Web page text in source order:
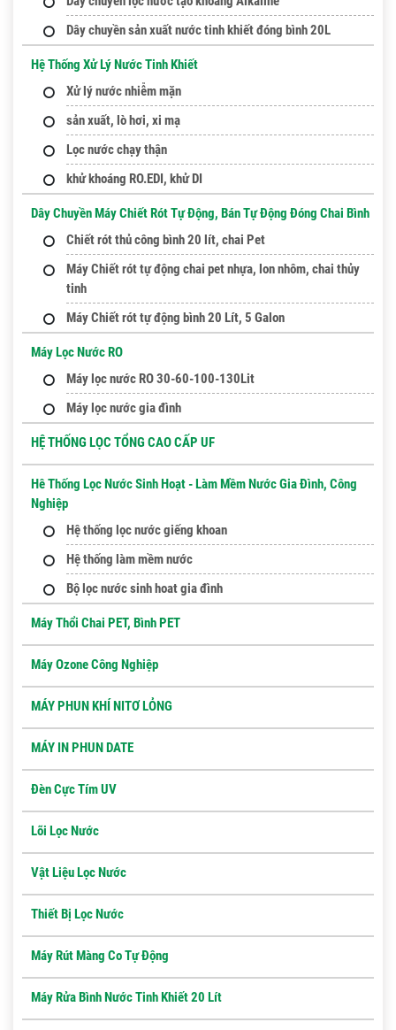
Dây chuyền sản xuất nước tinh khiết đóng bình 20L
Hệ Thống Xử Lý Nước Tinh Khiết
Xử lý nước nhiễm mặn
sản xuất, lò hơi, xi mạ
Lọc nước chạy thận
khử khoáng RO.EDI, khử DI
Dây Chuyền Máy Chiết Rót Tự Động, Bán Tự Động Đóng Chai Bình
Chiết rót thủ công bình 20 lít, chai Pet
Máy Chiết rót tự động chai pet nhựa, lon nhôm, chai thủy
tinh
Máy Chiết rót tự động bình 20 Lít, 5 Galon
Máy Lọc Nước RO
Máy lọc nước RO 30-60-100-130Lit
Máy lọc nước gia đình
HỆ THỐNG LỌC TỔNG CAO CẤP UF
Hê Thống Lọc Nước Sinh Hoạt - Làm Mềm Nước Gia Đình, Công
Nghiệp
Hệ thống lọc nước giếng khoan
Hệ thống làm mềm nước
Bộ lọc nước sinh hoat gia đình
Máy Thổi Chai PET, Bình PET
Máy Ozone Công Nghiệp
MÁY PHUN KHÍ NITƠ LỎNG
MÁY IN PHUN DATE
Đèn Cực Tím UV
Lõi Lọc Nước
Vật Liệu Lọc Nước
Thiết Bị Lọc Nước
Máy Rút Màng Co Tự Động
Máy Rửa Bình Nước Tinh Khiết 20 Lít